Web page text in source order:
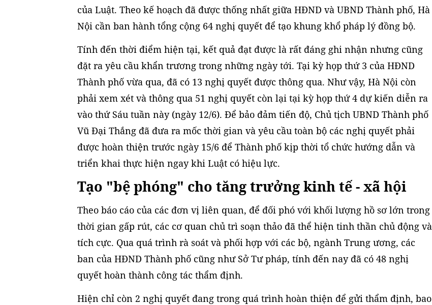
của Luật. Theo kế hoạch đã được thống nhất giữa HĐND và UBND Thành phố, Hà
Nội cần ban hành tổng cộng 64 nghị quyết để tạo khung khổ pháp lý đồng bộ.
Tính đến thời điểm hiện tại, kết quả đạt được là rất đáng ghi nhận nhưng cũng
đặt ra yêu cầu khẩn trương trong những ngày tới. Tại kỳ họp thứ 3 của HĐND
Thành phố vừa qua, đã có 13 nghị quyết được thông qua. Như vậy, Hà Nội còn
phải xem xét và thông qua 51 nghị quyết còn lại tại kỳ họp thứ 4 dự kiến diễn ra
vào thứ Sáu tuần này (ngày 12/6). Để bảo đảm tiến độ, Chủ tịch UBND Thành phố
Vũ Đại Thắng đã đưa ra mốc thời gian và yêu cầu toàn bộ các nghị quyết phải
được hoàn thiện trước ngày 15/6 để Thành phố kịp thời tổ chức hướng dẫn và
triển khai thực hiện ngay khi Luật có hiệu lực.
Tạo "bệ phóng" cho tăng trưởng kinh tế - xã hội
Theo báo cáo của các đơn vị liên quan, để đối phó với khối lượng hồ sơ lớn trong
thời gian gấp rút, các cơ quan chủ trì soạn thảo đã thể hiện tinh thần chủ động và
tích cực. Qua quá trình rà soát và phối hợp với các bộ, ngành Trung ương, các
ban của HĐND Thành phố cũng như Sở Tư pháp, tính đến nay đã có 48 nghị
quyết hoàn thành công tác thẩm định.
Hiện chỉ còn 2 nghị quyết đang trong quá trình hoàn thiện để gửi thẩm định, bao